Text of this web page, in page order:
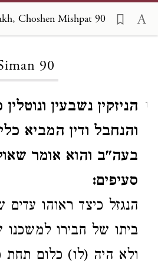
Choshen Mishpat 90
90
1
הניזקין נשבעין ונוטלין
והנחבל ודין המביא
בעה"ב והוא אומר
סעיפים:
הנגזל כיצד ראוהו עדים
ביתו של חבירו למשכנו
ולא היה (לו) כלום תחת